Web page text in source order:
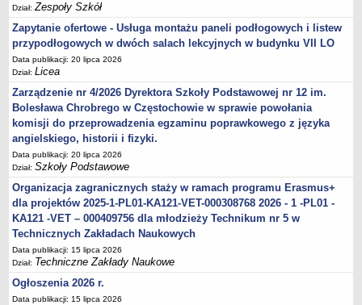
Dział:Zespoły Szkół
Zapytanie ofertowe - Usługa montażu paneli podłogowych i listew
przypodłogowych w dwóch salach lekcyjnych w budynku VII LO
Data publikacji: 20 lipca 2026
Dział:Licea
Zarządzenie nr 4/2026 Dyrektora Szkoły Podstawowej nr 12 im.
Bolesława Chrobrego w Częstochowie w sprawie powołania
komisji do przeprowadzenia egzaminu poprawkowego z języka
angielskiego, historii i fizyki.
Data publikacji: 20 lipca 2026
Dział:Szkoły Podstawowe
Organizacja zagranicznych staży w ramach programu Erasmus+
dla projektów 2025-1-PL01-KA121-VET-000308768 2026 - 1 -PL01 -
KA121 -VET – 000409756 dla młodzieży Technikum nr 5 w
Technicznych Zakładach Naukowych
Data publikacji: 15 lipca 2026
Dział: Techniczne Zakłady Naukowe
Ogłoszenia 2026 r.
Data publikacji: 15 lipca 2026